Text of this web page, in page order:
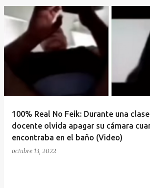
100% Real No Feik: Durante una
docente olvida apagar su cámara
encontraba en el baño (Video)
octubre 13, 2022